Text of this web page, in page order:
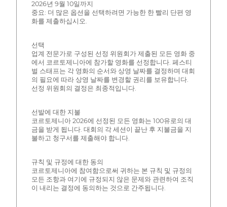
2026년 9월 10일까지
중요: 더 많은 옵션을 선택하려면 가능한 한 빨리 단편 영
화를 제출하십시오.
선택
업계 전문가로 구성된 선정 위원회가 제출된 모든 영화 중
에서 코르토제니아에 참가할 영화를 선정합니다. 페스티
벌 스태프는 각 영화의 순서와 상영 날짜를 결정하며 대회
의 필요에 따라 상영 날짜를 변경할 권리를 보유합니다.
선정 위원회의 결정은 최종적입니다.
선발에 대한 지불
코르토제니아 2026에 선정된 모든 영화는 100유로의 대
금을 받게 됩니다. 대회의 각 세션이 끝난 후 지불금을 지
불하고 청구서를 제출해야 합니다.
규칙 및 규정에 대한 동의
코르토제니아에 참여함으로써 귀하는 본 규칙 및 규정의
모든 조항과 여기에 규정되지 않은 문제와 관련하여 조직
이 내리는 결정에 동의하는 것으로 간주됩니다.